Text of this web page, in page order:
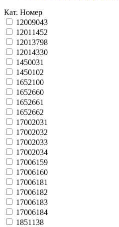
Кат. Номер
12009043
12011452
12013798
12014330
1450031
1450102
1652100
1652660
1652661
1652662
17002031
17002032
17002033
17002034
17006159
17006160
17006181
17006182
17006183
17006184
1851138